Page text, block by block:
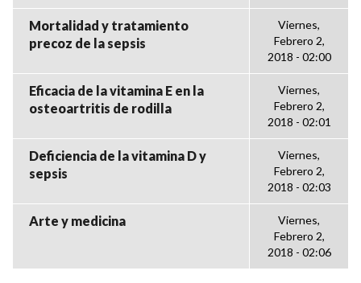
Mortalidad y tratamiento
precoz de la sepsis
Viernes,
Febrero 2,
2018 - 02:00
Eficacia de la vitamina E en la
osteoartritis de rodilla
Viernes,
Febrero 2,
2018 - 02:01
Deficiencia de la vitamina D y
sepsis
Viernes,
Febrero 2,
2018 - 02:03
Arte y medicina
Viernes,
Febrero 2,
2018 - 02:06